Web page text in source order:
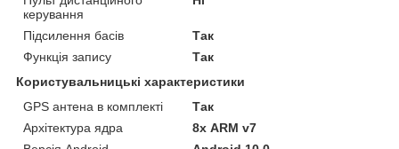
керування
Підсилення басів
Так
Функція запису
Так
Користувальницькі характеристики
GPS антена в комплекті
Так
Архітектура ядра
8х ARM v7